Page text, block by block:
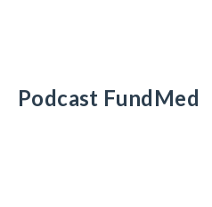
Podcast FundMed